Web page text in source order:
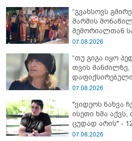
ადვოკატი?
“გვახსოვს
მარშის
მემორიალთან
გმირების
07.08.2026
“თუ გიგა იყო
თვის მანძილზე,
ამზადებდა
ავიწროებდა” -
07.08.2026
"ვიდეოს ნახვა
ისეთი ხმა აქვს,
ცუდად არის" -
გაუჩინარებული
07.08.2026